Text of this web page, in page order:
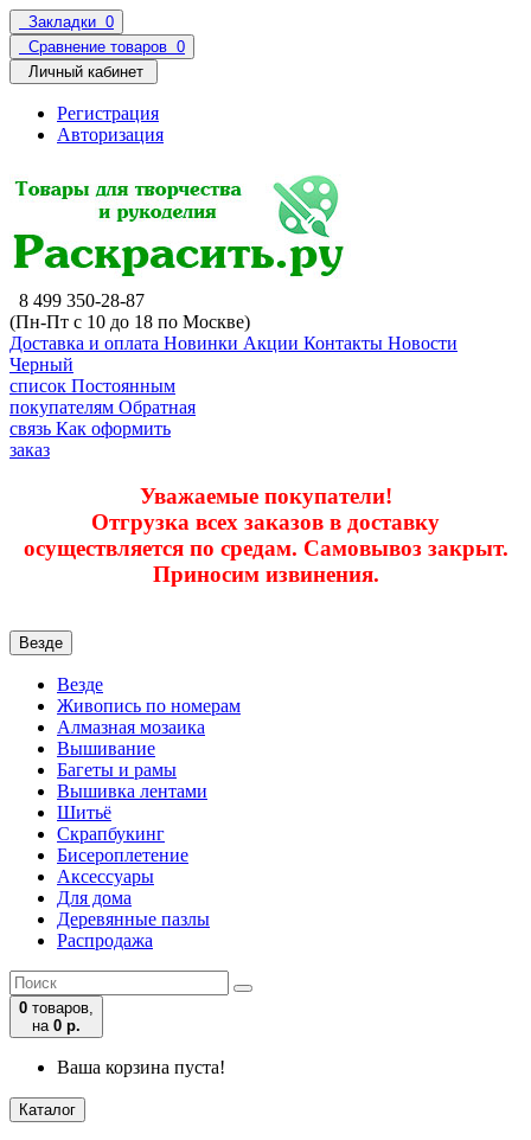
Закладки 0
Сравнение товаров 0
Личный кабинет
Регистрация
Авторизация
8 499 350-28-87
(Пн-Пт с 10 до 18 по Москве)
Доставка и оплата Новинки Акции Контакты Новости
Черный
список Постоянным
покупателям Обратная
связь Как оформить
заказ
Уважаемые покупатели!
Отгрузка всех заказов в доставку
осуществляется по средам. Самовывоз закрыт.
Приносим извинения.
Везде
Везде
Живопись по номерам
Алмазная мозаика
Вышивание
Багеты и рамы
Вышивка лентами
Шитьё
Скрапбукинг
Бисероплетение
Аксессуары
Для дома
Деревянные пазлы
Распродажа
0 товаров,
на 0 р.
Ваша корзина пуста!
Каталог